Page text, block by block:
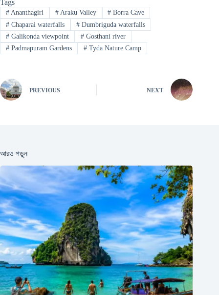
Tags
#Ananthagiri #Araku Valley # Borra Cave
#Chaparai waterfalls #Dumbriguda waterfalls
#Galikonda viewpoint #Gosthani river
#Padmapuram Gardens #Tyda Nature Camp
PREVIOUS NEXT
আরও পড়ুন